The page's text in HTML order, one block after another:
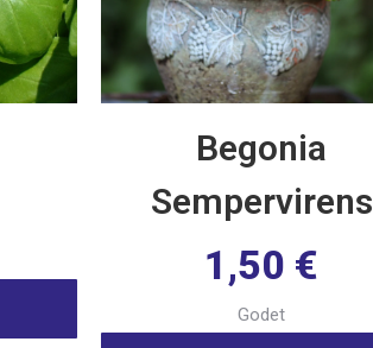
Begonia
Sempervirens
1,50 €
Godet